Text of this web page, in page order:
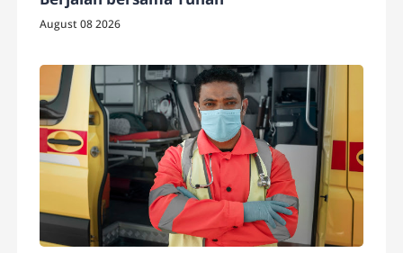
August 08 2026